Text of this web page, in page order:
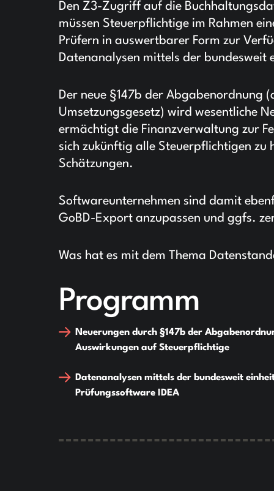
Den Z3-Zugriff auf die
müssen Steuerpflichtige im Rahmen
Prüfern in auswertbarer Form zur
Datenanalysen mittels der bundesweit
Der neue §147b der Abgabenordnung
Umsetzungsgesetz) wird wesentliche
ermächtigt die Finanzverwaltung zur
sich zukünftig alle Steuerpflichtigen zu
Schätzungen.
Softwareunternehmen sind damit
GoBD-Export anzupassen und ggfs.
Was hat es mit dem Thema
Programm
Neuerungen durch §147b der
Auswirkungen auf Steuerpflichtige
Datenanalysen mittels der bundesweit
Prüfungssoftware IDEA